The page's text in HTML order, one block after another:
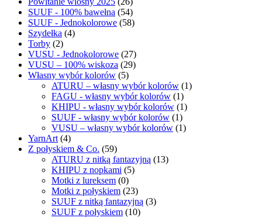
SUUF - 100% bawełna (54)
SUUF - Jednokolorowe (58)
Szydełka (4)
Torby (2)
VUSU - Jednokolorowe (27)
VUSU – 100% wiskoza (29)
Własny wybór kolorów (5)
ATURU – własny wybór kolorów (1)
FAGU - własny wybór kolorów (1)
KHIPU - własny wybór kolorów (1)
SUUF - własny wybór kolorów (1)
VUSU – własny wybór kolorów (1)
YarnArt (4)
Z połyskiem & Co. (59)
ATURU z nitką fantazyjną (13)
KHIPU z nopkami (5)
Motki z lureksem (0)
Motki z połyskiem (23)
SUUF z nitką fantazyjną (3)
SUUF z połyskiem (10)